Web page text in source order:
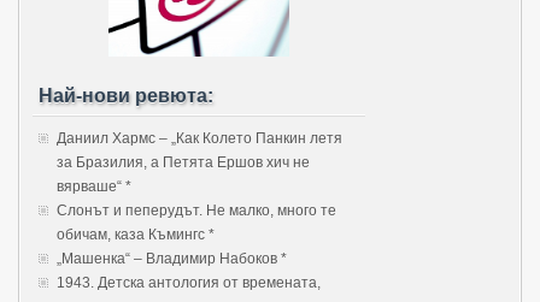
Най-нови ревюта:
Даниил Хармс – „Как Колето Панкин летя
за Бразилия, а Петята Ершов хич не
вярваше“ *
Слонът и пеперудът. Не малко, много те
обичам, каза Къмингс *
„Машенка“ – Владимир Набоков *
1943. Детска антология от времената,